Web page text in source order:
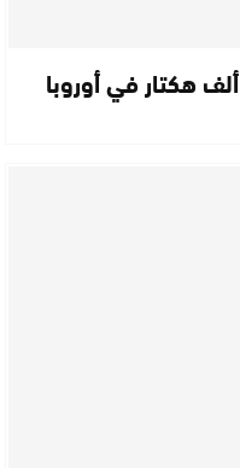
حرائق الغابات تلتهم نحو 435 ألف هكتار في أوروبا